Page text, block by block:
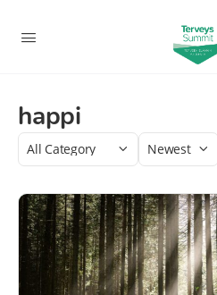
happi
Category
Sort